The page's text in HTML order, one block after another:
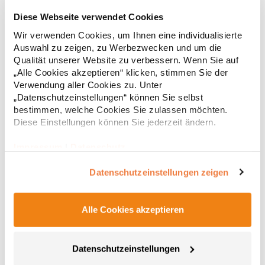
Diese Webseite verwendet Cookies
Wir verwenden Cookies, um Ihnen eine individualisierte
Auswahl zu zeigen, zu Werbezwecken und um die
Qualität unserer Website zu verbessern. Wenn Sie auf
„Alle Cookies akzeptieren“ klicken, stimmen Sie der
Verwendung aller Cookies zu. Unter
„Datenschutzeinstellungen“ können Sie selbst
bestimmen, welche Cookies Sie zulassen möchten.
Diese Einstellungen können Sie jederzeit ändern.
Datenschutzeinstellungen zeigen
Alle Cookies akzeptieren
Datenschutzeinstellungen
JN019 James+Nicholson Junior BASIC T-Shirt kurzarm
Komfort-T-Shirt für Kinder Ringgesponnene Baumwolle Farblich
passend zu Erwachsenen-T-Shirt JN001 Hochwertiger Single-
Jersey Rundhalsausschnitt mit Elasthan Nackenband
Seitennähte Doppelnähte an Schultern, Hals- und
ArmausschnittGrammatur: 150
g/m²Materialzusammensetzung: 100% BaumwolleAngaben zur
Produktsicherheit: Herst.-Nr.: JN019Hersteller: Gustav Daiber
GmbH Vor dem Weißen Stein 25-31 72461 Albstadt Deutschland
ab
* Preise inkl. gesetzlicher Mwst. +Versandkosten *